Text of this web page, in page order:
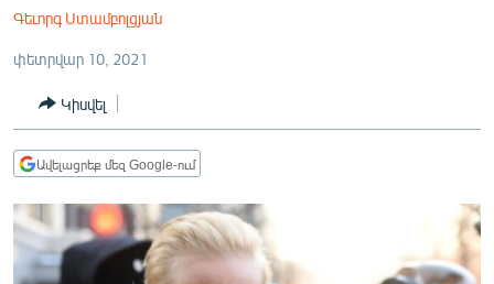
մենյուին
ԸՆՏՐՈՒԹՅՈՒՆՆԵՐ 2026
ԻՐԱՎՈՒՆՔ
ՀԱՍԱՐԱԿՈՒԹՅՈՒՆ
ՏՆՏԵՍՈՒԹՅՈՒՆ
ՊԱՏԵՐԱԶՄԻ 6 ՇԱԲԱԹՆԵՐԸ
ՏԱՐԱԾԱՇՐՋԱՆ
Գեւորգ Ստամբոլցյան
փետրվար 10, 2021
Կիսվել
Ավելացրեք մեզ Google-ում